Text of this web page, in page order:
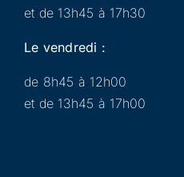
et de 13h45 à 17h30
Le vendredi :
de 8h45 à 12h00
et de 13h45 à 17h00